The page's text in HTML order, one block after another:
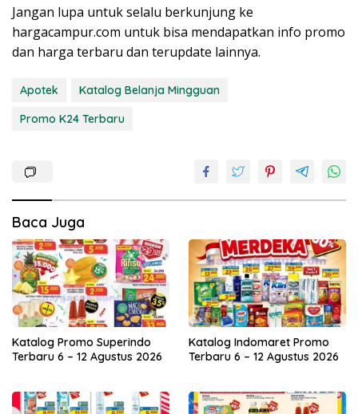
Jangan lupa untuk selalu berkunjung ke
hargacampur.com untuk bisa mendapatkan info promo
dan harga terbaru dan terupdate lainnya.
Apotek
Katalog Belanja Mingguan
Promo K24 Terbaru
Baca Juga
Katalog Promo Superindo
Terbaru 6 – 12 Agustus 2026
Katalog Indomaret Promo
Terbaru 6 – 12 Agustus 2026